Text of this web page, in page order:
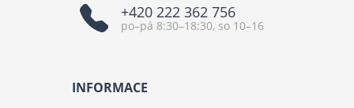
+420 222 362 756
po–pá 8:30–18:30, so 10–16
INFORMACE